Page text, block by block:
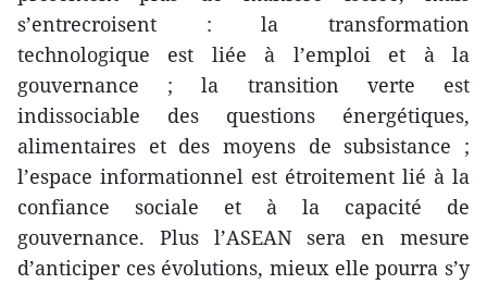
s’entrecroisent : la transformation
technologique est liée à l’emploi et à la
gouvernance ; la transition verte est
indissociable des questions énergétiques,
alimentaires et des moyens de subsistance ;
l’espace informationnel est étroitement lié à la
confiance sociale et à la capacité de
gouvernance. Plus l’ASEAN sera en mesure
d’anticiper ces évolutions, mieux elle pourra s’y